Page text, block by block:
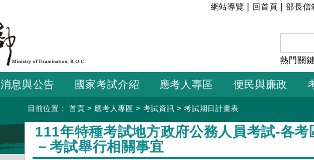
:::
網站導覽 回首頁 |部長信
熱門關
消息與公告 國家考試介紹 應考人專區 便民與廉政
目前位置： 首頁 > 應考人專區 > 考試資訊 >考試期日計畫表
:::
111年特種考試地方政府公務人員考試-各考
－考試舉行相關事宜